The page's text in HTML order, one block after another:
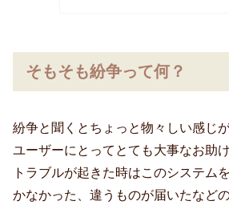
そもそも紛争って何？
紛争と聞くとちょっと物々しい感じ
ユーザーにとってとても大事なお助
トラブルが起きた時はこのシステム
かなかった、違うものが届いたなど